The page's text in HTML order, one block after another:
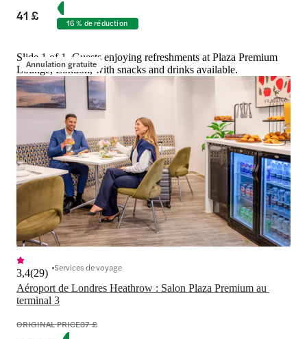
41 £ 16 % de réduction
Annulation gratuite
Slide 1 of 1, Guests enjoying refreshments at Plaza Premium
Lounge, London, with snacks and drinks available.
Aéroport de Londres Heathrow : Salon Plaza Premium au
terminal 3
3,4(29) Services de voyage
ORIGINAL PRICE37 £